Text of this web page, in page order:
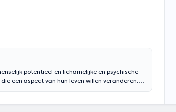
potentieel en lichamelijke en psychische
een aspect van hun leven willen veranderen.